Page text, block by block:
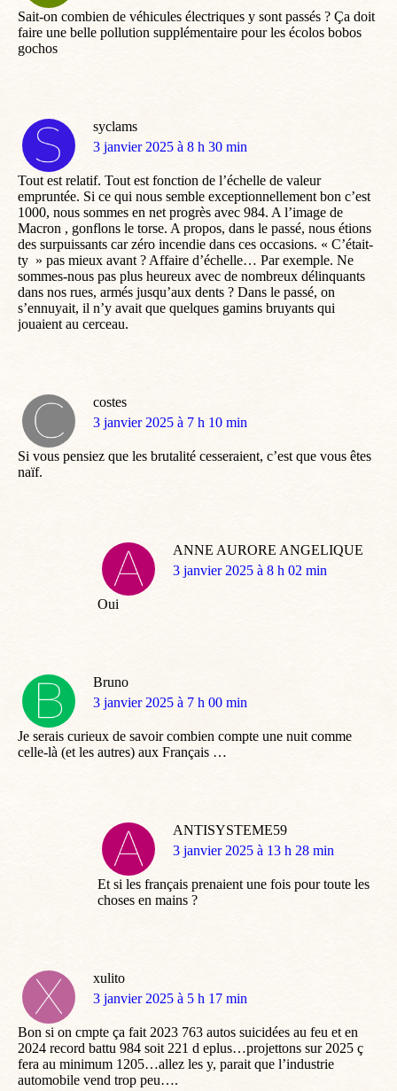
Sait-on combien de véhicules électriques y sont passés ? Ça doit
faire une belle pollution supplémentaire pour les écolos bobos
gochos
syclams
dit
3 janvier 2025 à 8 h 30 min
Tout est relatif. Tout est fonction de l’échelle de valeur
empruntée. Si ce qui nous semble exceptionnellement bon c’est
1000, nous sommes en net progrès avec 984. A l’image de
Macron , gonflons le torse. A propos, dans le passé, nous étions
des surpuissants car zéro incendie dans ces occasions. « C’était-
ty » pas mieux avant ? Affaire d’échelle… Par exemple. Ne
sommes-nous pas plus heureux avec de nombreux délinquants
dans nos rues, armés jusqu’aux dents ? Dans le passé, on
s’ennuyait, il n’y avait que quelques gamins bruyants qui
jouaient au cerceau.
costes
dit
3 janvier 2025 à 7 h 10 min
Si vous pensiez que les brutalité cesseraient, c’est que vous êtes
naïf.
ANNE AURORE ANGELIQUE
dit
3 janvier 2025 à 8 h 02 min
Oui
Bruno
dit
3 janvier 2025 à 7 h 00 min
Je serais curieux de savoir combien compte une nuit comme
celle-là (et les autres) aux Français …
ANTISYSTEME59
dit
3 janvier 2025 à 13 h 28 min
Et si les français prenaient une fois pour toute les
choses en mains ?
xulito
dit
3 janvier 2025 à 5 h 17 min
Bon si on cmpte ça fait 2023 763 autos suicidées au feu et en
2024 record battu 984 soit 221 d eplus…projettons sur 2025 ç
fera au minimum 1205…allez les y, parait que l’industrie
automobile vend trop peu….